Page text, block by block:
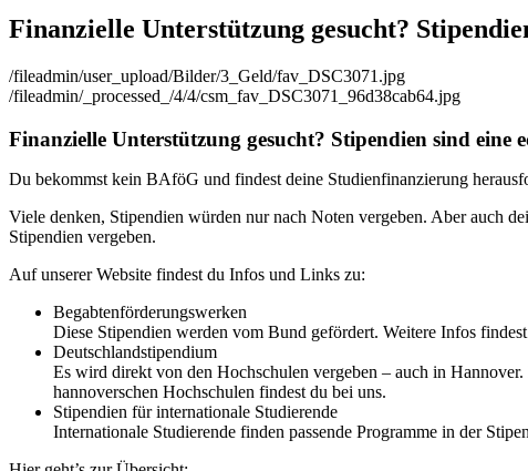
Finanzielle Unterstützung gesucht?
/fileadmin/user_upload/Bilder/3_Geld/fav_DSC3071.jpg
/fileadmin/_processed_/4/4/csm_fav_DSC3071_96d38cab64.jpg
Finanzielle Unterstützung gesucht? Stipendien sind eine
Du bekommst kein BAföG und findest deine Studienfinanzierung
Viele denken, Stipendien würden nur nach Noten vergeben. Aber auch
Stipendien vergeben.
Auf unserer Website findest du Infos und Links zu:
Begabtenförderungswerken
Diese Stipendien werden vom Bund gefördert. Weitere Infos
Deutschlandstipendium
Es wird direkt von den Hochschulen vergeben – auch in
hannoverschen Hochschulen findest du bei uns.
Stipendien für internationale Studierende
Internationale Studierende finden passende Programme in der